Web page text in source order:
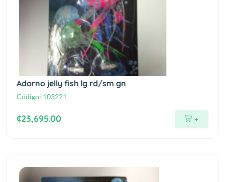
Adorno jelly fish lg rd/sm gn
Código: 103221
¢23,695.00 +